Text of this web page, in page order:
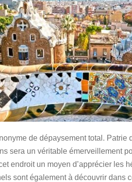
de dépaysement total. Patrie
sera un véritable émerveillement
endroit un moyen d’apprécier les
sont également à découvrir dans